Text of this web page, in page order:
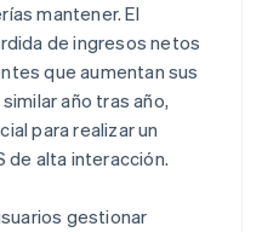
mantener. El
de ingresos netos
que aumentan sus
año tras año,
para realizar un
de alta interacción.
gestionar